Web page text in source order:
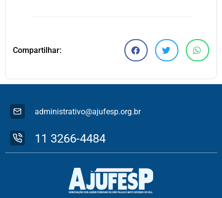
Compartilhar:
administrativo@ajufesp.org.br
11 3266-4484